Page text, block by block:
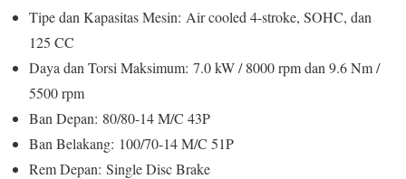
Tipe dan Kapasitas Mesin: Air cooled 4-stroke, SOHC, dan
125 CC
Daya dan Torsi Maksimum: 7.0 kW / 8000 rpm dan 9.6 Nm /
5500 rpm
Ban Depan: 80/80-14 M/C 43P
Ban Belakang: 100/70-14 M/C 51P
Rem Depan: Single Disc Brake